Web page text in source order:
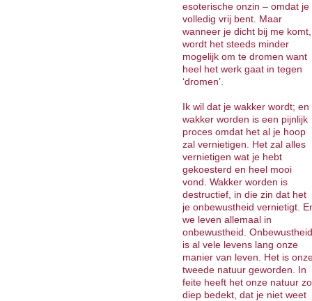
esoterische onzin – omdat je
volledig vrij bent. Maar
wanneer je dicht bij me komt,
wordt het steeds minder
mogelijk om te dromen want
heel het werk gaat in tegen
‘dromen’.
Ik wil dat je wakker wordt; en
wakker worden is een pijnlijk
proces omdat het al je hoop
zal vernietigen. Het zal alles
vernietigen wat je hebt
gekoesterd en heel mooi
vond. Wakker worden is
destructief, in die zin dat het
je onbewustheid vernietigt.
we leven allemaal in
onbewustheid. Onbewustheid
is al vele levens lang onze
manier van leven. Het is
tweede natuur geworden. In
feite heeft het onze natuur zo
diep bedekt, dat je niet weet